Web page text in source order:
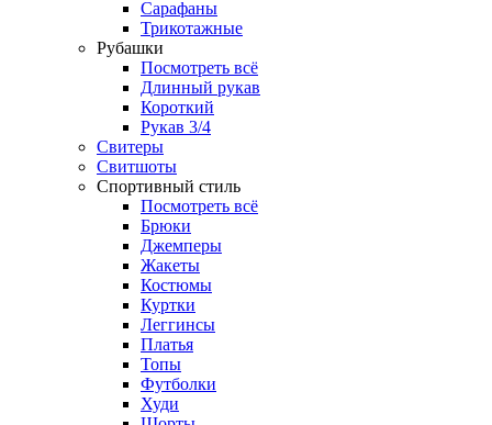
Сарафаны
Трикотажные
Рубашки
Посмотреть всё
Длинный рукав
Короткий
Рукав 3/4
Свитеры
Свитшоты
Спортивный стиль
Посмотреть всё
Брюки
Джемперы
Жакеты
Костюмы
Куртки
Леггинсы
Платья
Топы
Футболки
Худи